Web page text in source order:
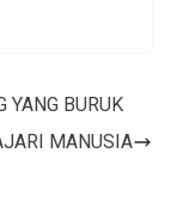
YANG BURUK
MANUSIA